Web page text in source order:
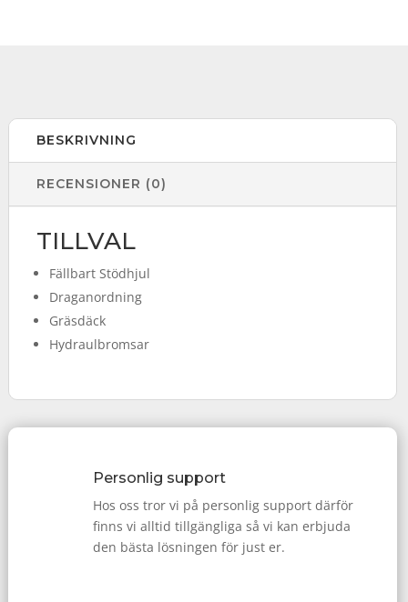
BESKRIVNING
RECENSIONER (0)
TILLVAL
Fällbart Stödhjul
Draganordning
Gräsdäck
Hydraulbromsar
Personlig support
Hos oss tror vi på personlig support därför
finns vi alltid tillgängliga så vi kan erbjuda
den bästa lösningen för just er.